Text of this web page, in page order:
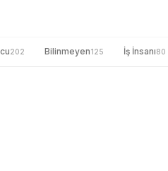
202 Bilinmeyen125 İş İnsanı80